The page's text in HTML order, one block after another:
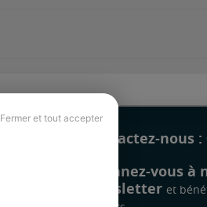
Fermer et tout accepter
Contactez-nous :
Abonnez-vous à
newsletter et